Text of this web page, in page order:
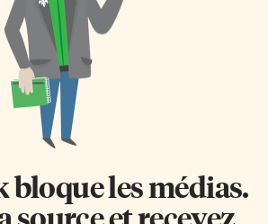
bloque les médias.